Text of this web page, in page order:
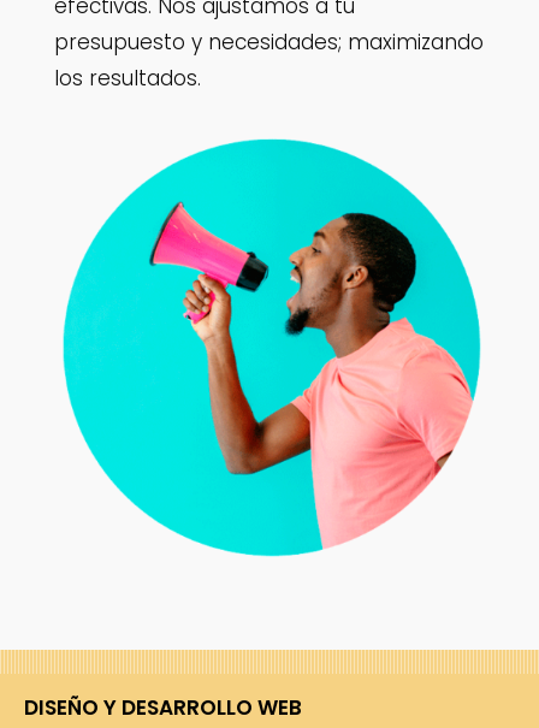
efectivas. Nos ajustamos a tu
presupuesto y necesidades; maximizando
los resultados.
DISEÑO Y DESARROLLO WEB